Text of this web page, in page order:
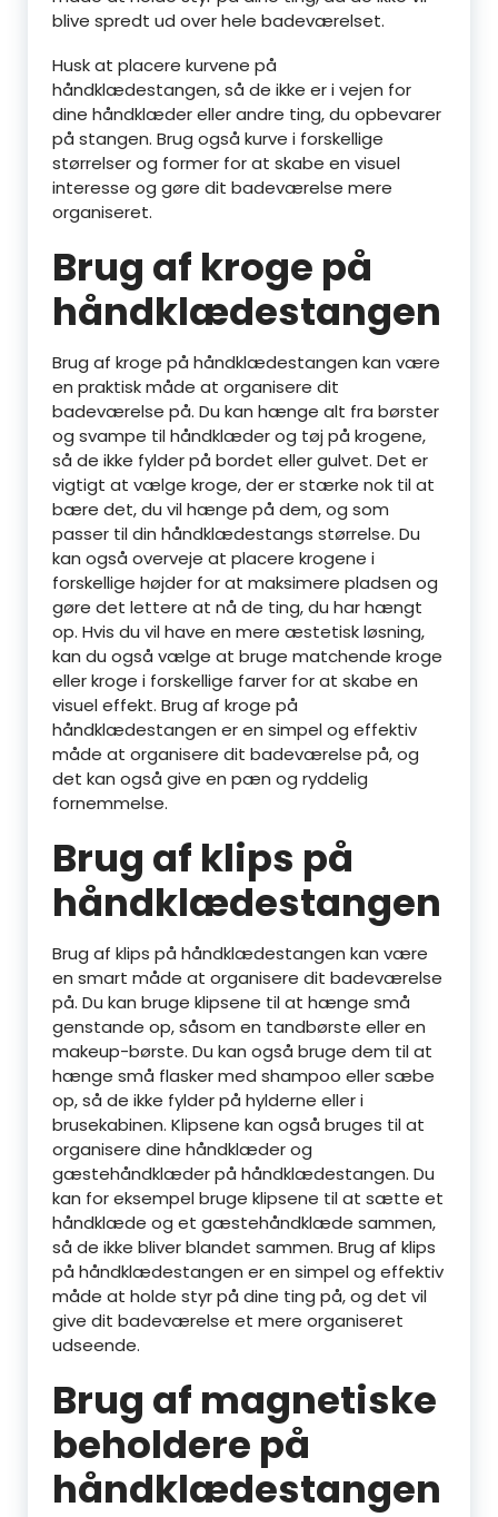
blive spredt ud over hele badeværelset.
Husk at placere kurvene på
håndklædestangen, så de ikke er i vejen for
dine håndklæder eller andre ting, du opbevarer
på stangen. Brug også kurve i forskellige
størrelser og former for at skabe en visuel
interesse og gøre dit badeværelse mere
organiseret.
Brug af kroge på
håndklædestangen
Brug af kroge på håndklædestangen kan være
en praktisk måde at organisere dit
badeværelse på. Du kan hænge alt fra børster
og svampe til håndklæder og tøj på krogene,
så de ikke fylder på bordet eller gulvet. Det er
vigtigt at vælge kroge, der er stærke nok til at
bære det, du vil hænge på dem, og som
passer til din håndklædestangs størrelse. Du
kan også overveje at placere krogene i
forskellige højder for at maksimere pladsen og
gøre det lettere at nå de ting, du har hængt
op. Hvis du vil have en mere æstetisk løsning,
kan du også vælge at bruge matchende kroge
eller kroge i forskellige farver for at skabe en
visuel effekt. Brug af kroge på
håndklædestangen er en simpel og effektiv
måde at organisere dit badeværelse på, og
det kan også give en pæn og ryddelig
fornemmelse.
Brug af klips på
håndklædestangen
Brug af klips på håndklædestangen kan være
en smart måde at organisere dit badeværelse
på. Du kan bruge klipsene til at hænge små
genstande op, såsom en tandbørste eller en
makeup-børste. Du kan også bruge dem til at
hænge små flasker med shampoo eller sæbe
op, så de ikke fylder på hylderne eller i
brusekabinen. Klipsene kan også bruges til at
organisere dine håndklæder og
gæstehåndklæder på håndklædestangen. Du
kan for eksempel bruge klipsene til at sætte et
håndklæde og et gæstehåndklæde sammen,
så de ikke bliver blandet sammen. Brug af klips
på håndklædestangen er en simpel og effektiv
måde at holde styr på dine ting på, og det vil
give dit badeværelse et mere organiseret
udseende.
Brug af magnetiske
beholdere på
håndklædestangen